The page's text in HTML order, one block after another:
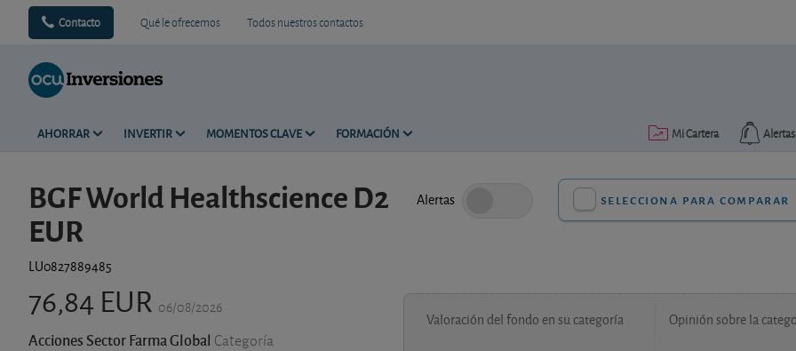
Contacto Qué le ofrecemos Todos nuestros contactos
AHORRAR INVERTIR MOMENTOS CLAVE FORMACIÓN Alertas
Mi Cartera
BGF World Healthscience D2
EUR
LU0827889485
Alertas selecciona para comparar
76,84 EUR 06/08/2026
Acciones Sector Farma Global Categoría
Valoración del fondo en su categoría Opinión sobre la